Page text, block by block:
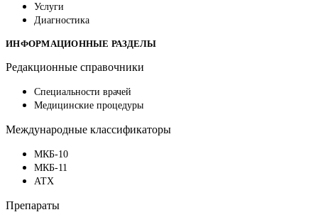
Услуги
Диагностика
ИНФОРМАЦИОННЫЕ РАЗДЕЛЫ
Редакционные справочники
Специальности врачей
Медицинские процедуры
Международные классификаторы
МКБ-10
МКБ-11
АТХ
Препараты